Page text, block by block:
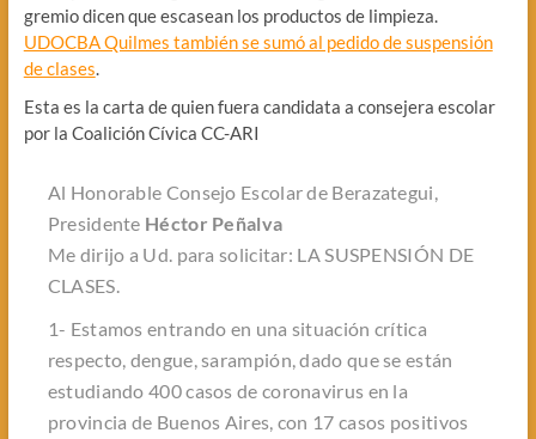
gremio dicen que escasean los productos de limpieza.
UDOCBA Quilmes también se sumó al pedido de suspensión
de clases.
Esta es la carta de quien fuera candidata a consejera escolar
por la Coalición Cívica CC-ARI
Al Honorable Consejo Escolar de Berazategui,
Presidente Héctor Peñalva
Me dirijo a Ud. para solicitar: LA SUSPENSIÓN DE
CLASES.
1- Estamos entrando en una situación crítica
respecto, dengue, sarampión, dado que se están
estudiando 400 casos de coronavirus en la
provincia de Buenos Aires, con 17 casos positivos